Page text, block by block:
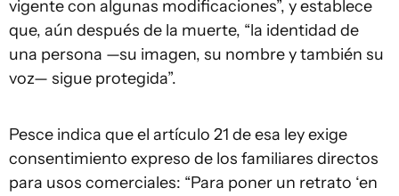
vigente con algunas modificaciones”, y establece
que, aún después de la muerte, “la identidad de
una persona —su imagen, su nombre y también su
voz— sigue protegida”.
Pesce indica que el artículo 21 de esa ley exige
consentimiento expreso de los familiares directos
para usos comerciales: “Para poner un retrato ‘en